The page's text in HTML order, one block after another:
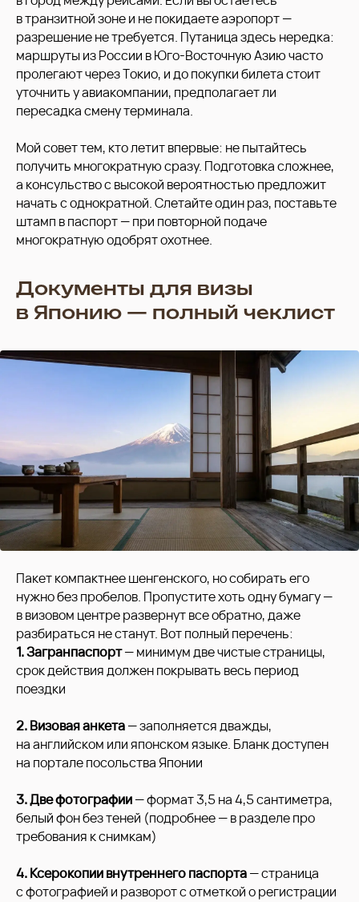
в транзитной зоне и не покидаете аэропорт —
разрешение не требуется. Путаница здесь нередка:
маршруты из России в Юго-Восточную Азию часто
пролегают через Токио, и до покупки билета стоит
уточнить у авиакомпании, предполагает ли
пересадка смену терминала.
Мой совет тем, кто летит впервые: не пытайтесь
получить многократную сразу. Подготовка сложнее,
а консульство с высокой вероятностью предложит
начать с однократной. Слетайте один раз, поставьте
штамп в паспорт — при повторной подаче
многократную одобрят охотнее.
Документы для визы
в Японию — полный чеклист
Пакет компактнее шенгенского, но собирать его
нужно без пробелов. Пропустите хоть одну бумагу —
в визовом центре развернут все обратно, даже
разбираться не станут. Вот полный перечень:
1. Загранпаспорт— минимум две чистые страницы,
срок действия должен покрывать весь период
поездки
2. Визовая анкета— заполняется дважды,
на английском или японском языке. Бланк доступен
на портале посольства Японии
3. Две фотографии— формат 3,5 на 4,5 сантиметра,
белый фон без теней (подробнее — в разделе про
требования к снимкам)
4. Ксерокопии внутреннего паспорта— страница
с фотографией и разворот с отметкой о регистрации